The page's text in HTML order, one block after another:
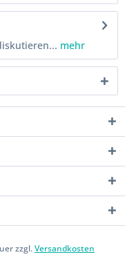
mehr
zzgl.Versandkosten